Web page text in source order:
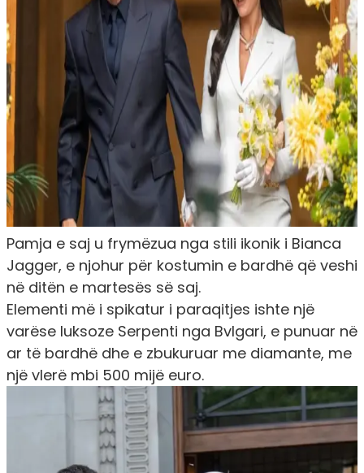
Pamja e saj u frymëzua nga stili ikonik i Bianca
Jagger, e njohur për kostumin e bardhë që veshi
në ditën e martesës së saj.
Elementi më i spikatur i paraqitjes ishte një
varëse luksoze Serpenti nga Bvlgari, e punuar në
ar të bardhë dhe e zbukuruar me diamante, me
një vlerë mbi 500 mijë euro.